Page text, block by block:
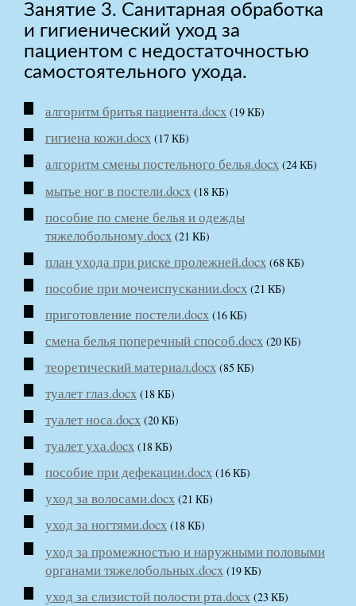
Занятие 3. Санитарная обработка
и гигиенический уход за
пациентом с недостаточностью
самостоятельного ухода.
алгоритм бритья пациента.docx (19 КБ)
гигиена кожи.docx (17 КБ)
алгоритм смены постельного белья.docx (24 КБ)
мытье ног в постели.docx (18 КБ)
пособие по смене белья и одежды
тяжелобольному.docx (21 КБ)
план ухода при риске пролежней.docx (68 КБ)
пособие при мочеиспускании.docx (21 КБ)
приготовление постели.docx (16 КБ)
смена белья поперечный способ.docx (20 КБ)
теоретический материал.docx (85 КБ)
туалет глаз.docx (18 КБ)
туалет носа.docx (20 КБ)
туалет уха.docx (18 КБ)
пособие при дефекации.docx (16 КБ)
уход за волосами.docx (21 КБ)
уход за ногтями.docx (18 КБ)
уход за промежностью и наружными половыми
органами тяжелобольных.docx (19 КБ)
уход за слизистой полости рта.docx (23 КБ)